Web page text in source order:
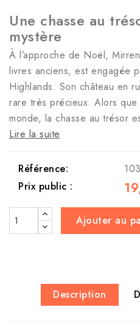
Une chasse au
mystère
À l’approche de Noël,
livres anciens, est engagée
Highlands. Son château en
rare très précieux. Alors
monde, la chasse au trésor
Lire la suite
Référence:
Prix public :
Ajouter au
Description